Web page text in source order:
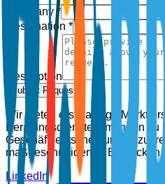
Company *
Designation *
Description
Submit Request
Wir bieten erstklassige
Beratungsdienste, um Ihnen zu
Geschäftsentscheidungen zu
maßgeschneiderten Einblicken
LinkedIn